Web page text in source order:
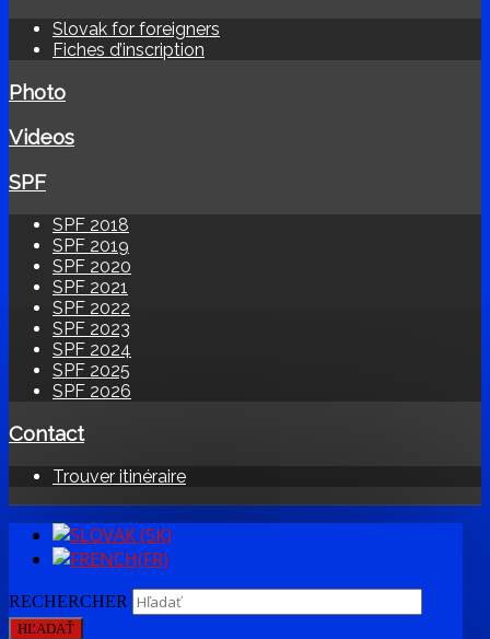
Slovak for foreigners
Fiches d’inscription
Photo
Videos
SPF
SPF 2018
SPF 2019
SPF 2020
SPF 2021
SPF 2022
SPF 2023
SPF 2024
SPF 2025
SPF 2026
Contact
Trouver itinéraire
RECHERCHER
HĽADAŤ